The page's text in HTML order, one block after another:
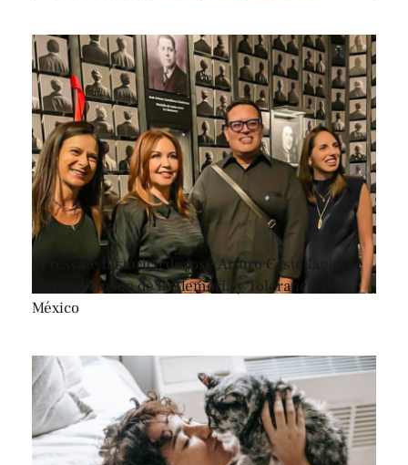
El rescate histórico de José Arturo Castellanos se
suma al Museo de la Memoria y Tolerancia de
México